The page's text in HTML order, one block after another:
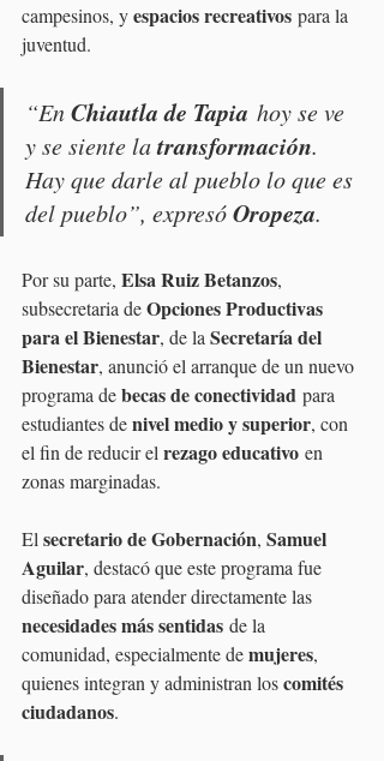
campesinos, y espacios recreativos para la
juventud.
“En Chiautla de Tapia hoy se ve
y se siente la transformación.
Hay que darle al pueblo lo que es
del pueblo”, expresó Oropeza.
Por su parte, Elsa Ruiz Betanzos,
subsecretaria de Opciones Productivas
para el Bienestar, de la Secretaría del
Bienestar, anunció el arranque de un nuevo
programa de becas de conectividad para
estudiantes de nivel medio y superior, con
el fin de reducir el rezago educativo en
zonas marginadas.
El secretario de Gobernación, Samuel
Aguilar, destacó que este programa fue
diseñado para atender directamente las
necesidades más sentidas de la
comunidad, especialmente de mujeres,
quienes integran y administran los comités
ciudadanos.